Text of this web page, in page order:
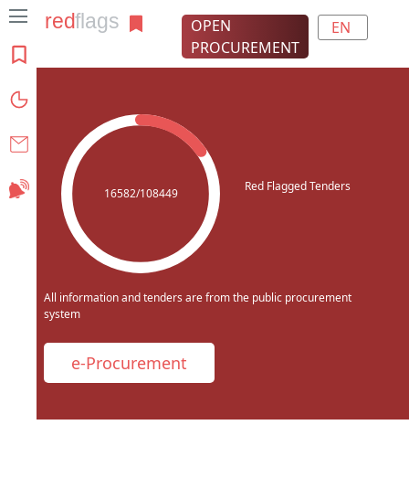
Contact
Subscribe
OPEN
PROCUREMENT
EN
16582/108449 Red Flagged Tenders
All information and tenders are from the public procurement
system
e-Procurement